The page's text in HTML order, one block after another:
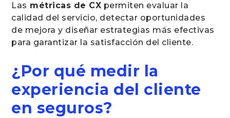
Las métricas de CX permiten evaluar la
calidad del servicio, detectar oportunidades
de mejora y diseñar estrategias más efectivas
para garantizar la satisfacción del cliente.
¿Por qué medir la
experiencia del cliente
en seguros?